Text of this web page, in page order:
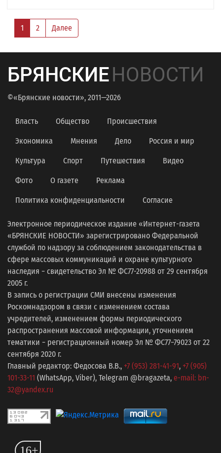
1 2 Далее
БРЯНСКИЕНОВОСТИ
©«Брянские новости», 2011—2026
Власть Общество Происшествия
Экономика Мнения Дело Россия и мир
Культура Спорт Путешествия Видео
Фото О газете Реклама
Политика конфиденциальности Согласие
Электронное периодическое издание «Интернет-газета
«БРЯНСКИЕ НОВОСТИ» зарегистрировано Федеральной
службой по надзору за соблюдением законодательства в
сфере массовых коммуникаций и охране культурного
наследия − свидетельство Эл № ФС77-20988 от 29 сентября
2005 г.
В запись о регистрации СМИ внесены изменения
Роскомнадзором в связи с изменением состава
учредителей, изменением формы периодического
распространения массовой информации, уточнением
тематики − регистрационный номер Эл № ФС77−79023 от 22
сентября 2020 г.
Главный редактор: Федосова В.В., +7 (953) 281-41-91, +7 (905)
101-33-11 (WhatsApp, Viber), Telegram @bragazeta, e-mail: bn-
32@yandex.ru